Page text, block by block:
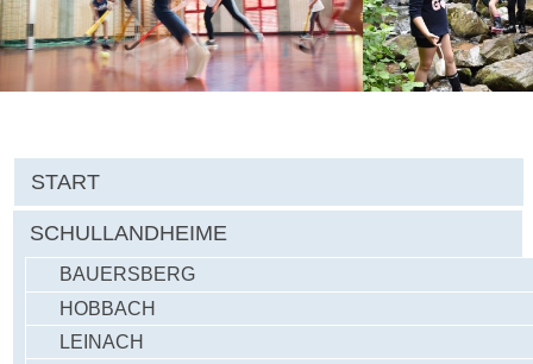
START
SCHULLANDHEIME
BAUERSBERG
HOBBACH
LEINACH